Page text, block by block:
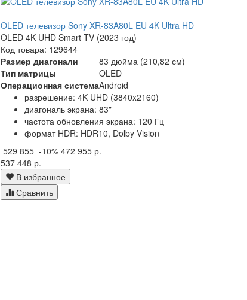
OLED телевизор Sony XR-83A80L EU 4K Ultra HD
OLED 4K UHD Smart TV (2023 год)
Код товара: 129644
Размер диагонали
83 дюйма (210,82 см)
Тип матрицы
OLED
Операционная системаAndroid
разрешение: 4K UHD (3840x2160)
диагональ экрана: 83"
частота обновления экрана: 120 Гц
формат HDR: HDR10, Dolby Vision
529 855 -10% 472 955 р.
537 448 р.
В избранное
Сравнить